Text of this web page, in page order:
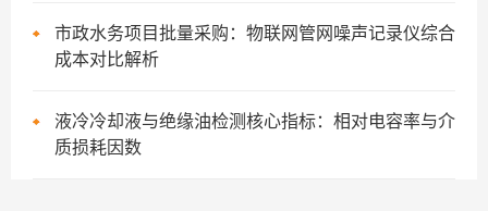
市政水务项目批量采购：物联网管网噪声记录仪综合
成本对比解析
液冷冷却液与绝缘油检测核心指标：相对电容率与介
质损耗因数